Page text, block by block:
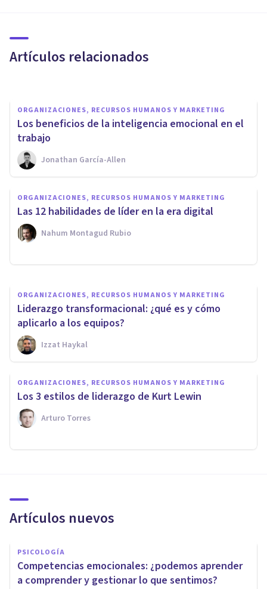
Artículos relacionados
clave en el mundo laboral
ORGANIZACIONES, RECURSOS HUMANOS Y MARKETING
​Los beneficios de la inteligencia emocional en el
trabajo
Jonathan García-Allen
ORGANIZACIONES, RECURSOS HUMANOS Y MARKETING
Las 12 habilidades de líder en la era digital
Nahum Montagud Rubio
ORGANIZACIONES, RECURSOS HUMANOS Y MARKETING
El Síndrome del
Superviviente: trabajar en
tiempo de crisis puede
perjudicar la salud
ORGANIZACIONES, RECURSOS HUMANOS Y MARKETING
Liderazgo transformacional: ¿qué es y cómo
aplicarlo a los equipos?
Izzat Haykal
ORGANIZACIONES, RECURSOS HUMANOS Y MARKETING
Los 3 estilos de liderazgo de Kurt Lewin
Arturo Torres
Artículos nuevos
PSICOLOGÍA
Competencias emocionales: ¿podemos aprender
a comprender y gestionar lo que sentimos?